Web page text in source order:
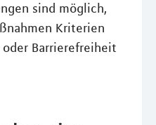
sind möglich,
Kriterien
Barrierefreiheit